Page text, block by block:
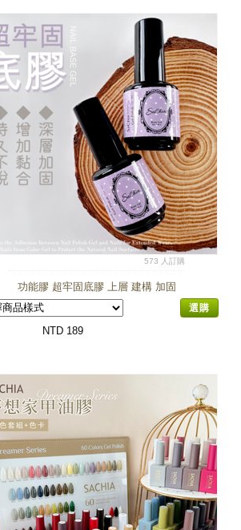
573 人訂購
功能膠 超牢固底膠 上層 建構 加固
選購
NTD 189